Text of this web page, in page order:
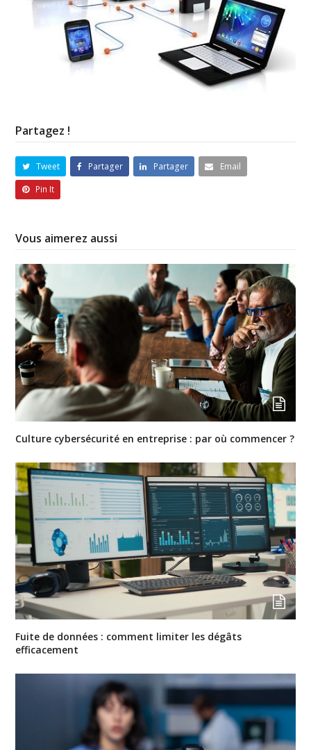
Partagez !
Tweet Partager Partager
Email
Pin It
Vous aimerez aussi
Culture cybersécurité en entreprise : par où commencer ?
Fuite de données : comment limiter les dégâts
efficacement